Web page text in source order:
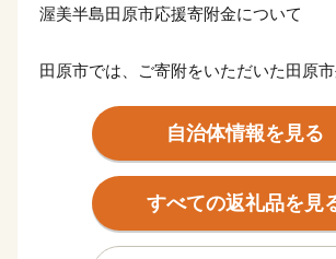
渥美半島田原市応援寄附金について
田原市では、ご寄附をいただいた田原
の返礼品をお贈りいたします。
【ご注意】
【重要】ご依頼をいただき出荷準備が
自治体情報を見る
すべての返礼品を見